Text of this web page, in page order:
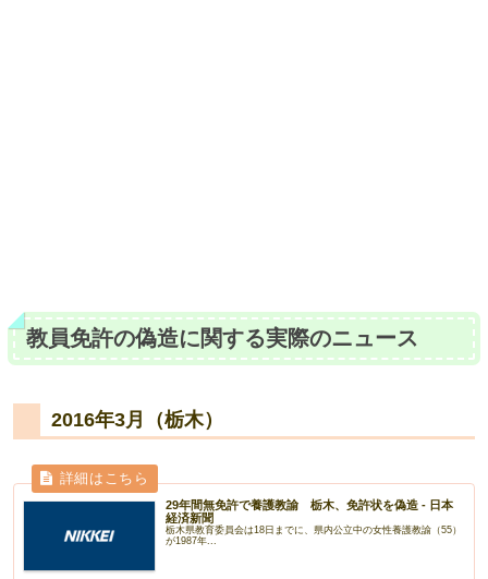
教員免許の偽造に関する実際のニュース
2016年3月（栃木）
29年間無免許で養護教諭 栃木、免許状を偽造 - 日本
経済新聞
栃木県教育委員会は18日までに、県内公立中の女性養護教諭（55）
が1987年...